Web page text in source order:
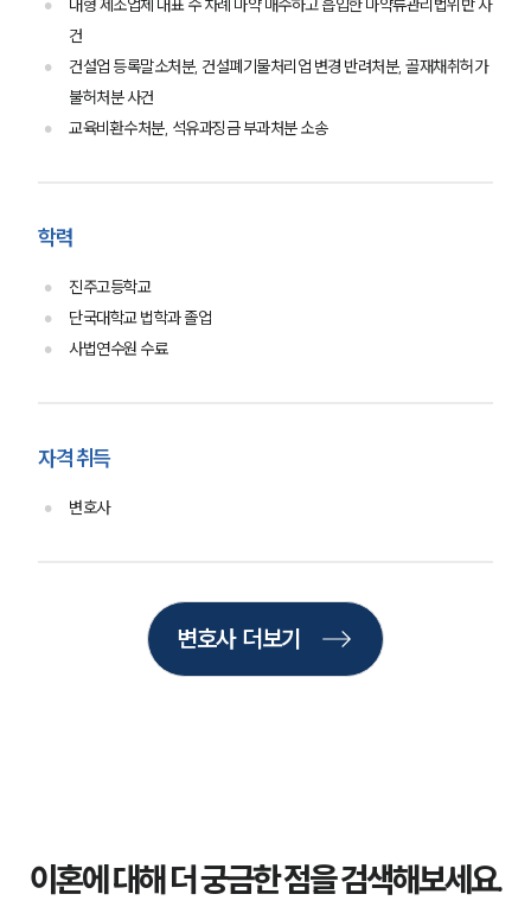
업무분야
구성원 소개
뉴스레터/브로슈어
세미나
대형 제조업체 대표 수 차례 마약 매수하고 흡입한 마약류관리법위반 사
건
건설업 등록말소처분, 건설폐기물처리업 변경 반려처분, 골재채취허가
불허처분 사건
교육비환수처분, 석유과징금 부과처분 소송
학력
진주고등학교
단국대학교 법학과 졸업
사법연수원 수료
자격 취득
변호사
변호사 더보기
이혼에 대해 더 궁금한 점을 검색해보세요.